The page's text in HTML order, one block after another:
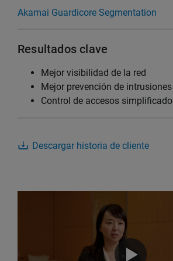
Akamai Guardicore Segmentation
Resultados clave
Mejor visibilidad de la red
Mejor prevención de intrusiones
Control de accesos simplificado
Descargar historia de cliente